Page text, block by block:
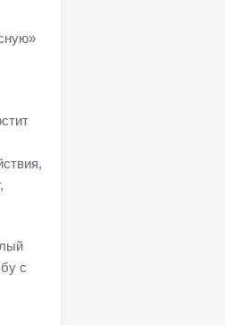
с